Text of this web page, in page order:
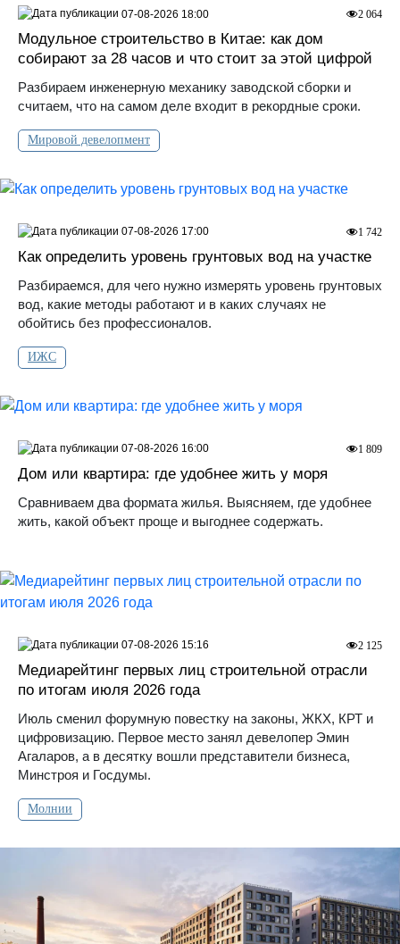
Модульное строительство в Китае: как дом
собирают за 28 часов и что стоит за этой цифрой
Разбираем инженерную механику заводской сборки и
считаем, что на самом деле входит в рекордные сроки.
Мировой девелопмент
2 064
07-08-2026 18:00
Как определить уровень грунтовых вод на участке
Разбираемся, для чего нужно измерять уровень грунтовых
вод, какие методы работают и в каких случаях не
обойтись без профессионалов.
ИЖС
1 742
07-08-2026 17:00
Дом или квартира: где удобнее жить у моря
Сравниваем два формата жилья. Выясняем, где удобнее
жить, какой объект проще и выгоднее содержать.
1 809
07-08-2026 16:00
Медиарейтинг первых лиц строительной отрасли
по итогам июля 2026 года
Июль сменил форумную повестку на законы, ЖКХ, КРТ и
цифровизацию. Первое место занял девелопер Эмин
Агаларов, а в десятку вошли представители бизнеса,
Минстроя и Госдумы.
Молнии
2 125
07-08-2026 15:16